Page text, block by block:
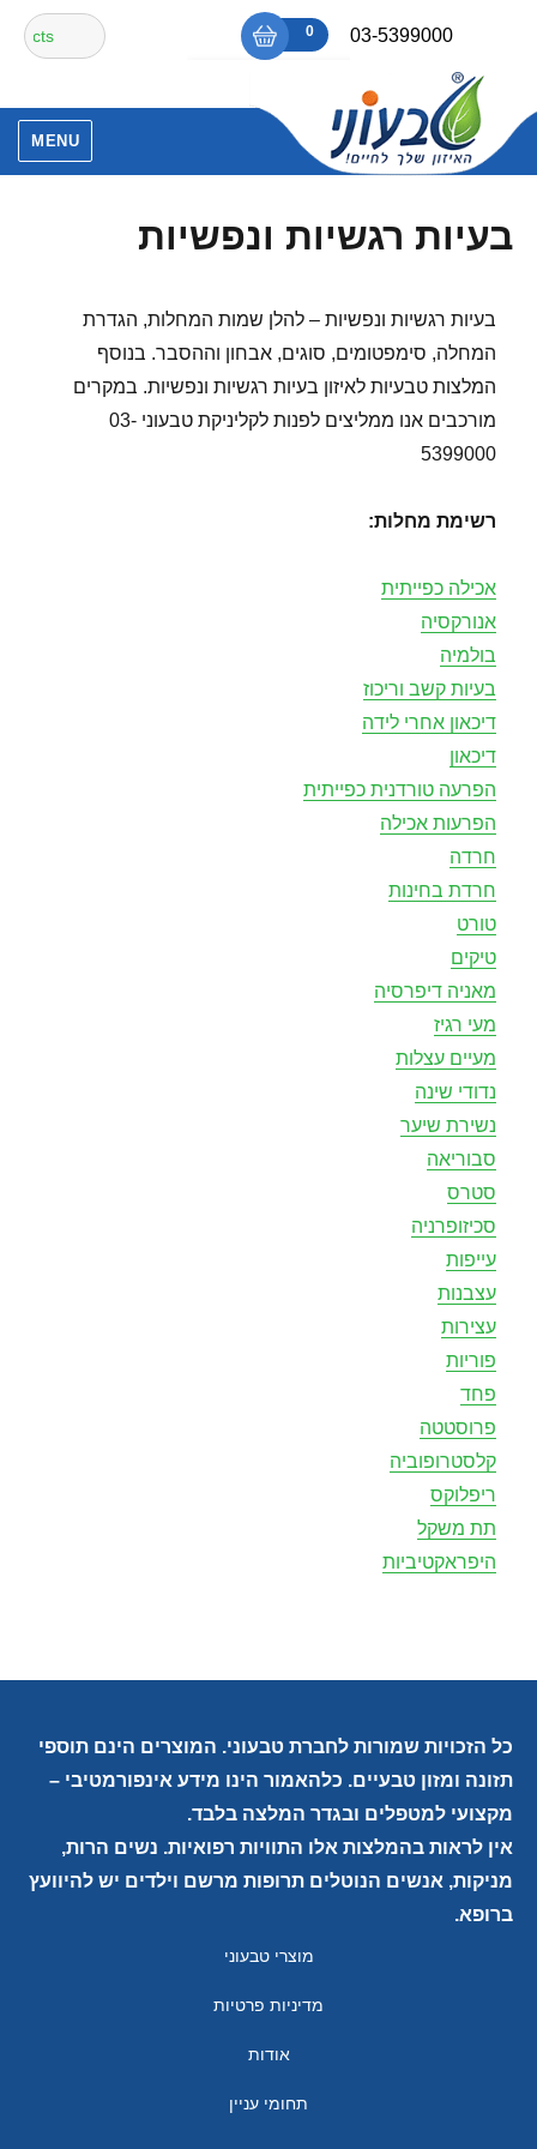
content
03-5399000
₪0
0
אין מוצרים בסל הקניות.
חיפוש
עבור:
MENU
בעיות רגשיות ונפשיות
בעיות רגשיות ונפשיות – להלן שמות המחלות, הגדרת
המחלה, סימפטומים, סוגים, אבחון וההסבר. בנוסף
המלצות טבעיות לאיזון בעיות רגשיות ונפשיות. במקרים
מורכבים אנו ממליצים לפנות לקליניקת טבעוני 03-
5399000
רשימת מחלות:
אכילה כפייתית
אנורקסיה
בולמיה
בעיות קשב וריכוז
דיכאון אחרי לידה
דיכאון
הפרעה טורדנית כפייתית
הפרעות אכילה
חרדה
חרדת בחינות
טורט
טיקים
מאניה דיפרסיה
מעי רגיז
מעיים עצלות
נדודי שינה
נשירת שיער
סבוריאה
סטרס
סכיזופרניה
עייפות
עצבנות
עצירות
פוריות
פחד
פרוסטטה
קלסטרופוביה
ריפלוקס
תת משקל
היפראקטיביות
כל הזכויות שמורות לחברת טבעוני. המוצרים הינם תוספי
תזונה ומזון טבעיים. כלהאמור הינו מידע אינפורמטיבי –
מקצועי למטפלים ובגדר המלצה בלבד.
אין לראות בהמלצות אלו התוויות רפואיות. נשים הרות,
מניקות, אנשים הנוטלים תרופות מרשם וילדים יש להיוועץ
ברופא.
מוצרי טבעוני
מדיניות פרטיות
אודות
תחומי עניין